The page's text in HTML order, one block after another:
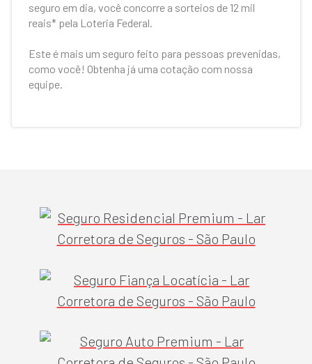
seguro em dia, você concorre a sorteios de 12 mil
reais* pela Loteria Federal.
Este é mais um seguro feito para pessoas prevenidas,
como você! Obtenha já uma cotação com nossa
equipe.